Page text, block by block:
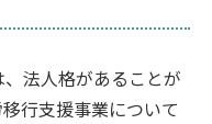
法人格があることが
行支援事業について